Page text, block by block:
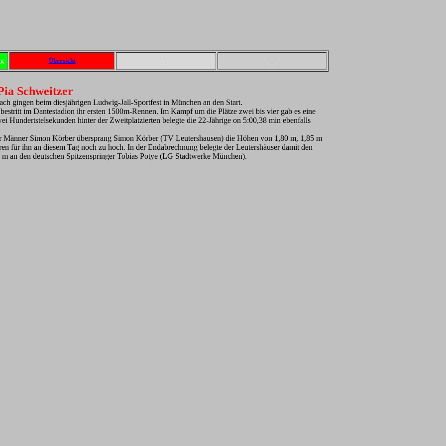
Übersicht
Schweitzer
gingen beim diesjährigen Ludwig-Jall-Sportfest in München an den Start.
im Dantestadion ihr ersten 1500m-Rennen. Im Kampf um die Plätze zwei bis vier gab es eine
Hundertstelsekunden hinter der Zweitplatzierten belegte die 22-Jährige on 5:00,38 min ebenfalls
Männer Simon Körber übersprang Simon Körber (TV Leutershausen) die Höhen von 1,80 m, 1,85 m
für ihn an diesem Tag noch zu hoch. In der Endabrechnung belegte der Leutershäuser damit den
an den deutschen Spitzenspringer Tobias Potye (LG Stadtwerke München).